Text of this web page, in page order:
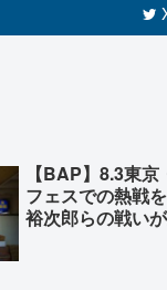
【BAP】8.3東
フェスでの熱戦
裕次郎らの戦い